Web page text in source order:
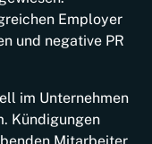
Employer
und negative PR
im Unternehmen
Kündigungen